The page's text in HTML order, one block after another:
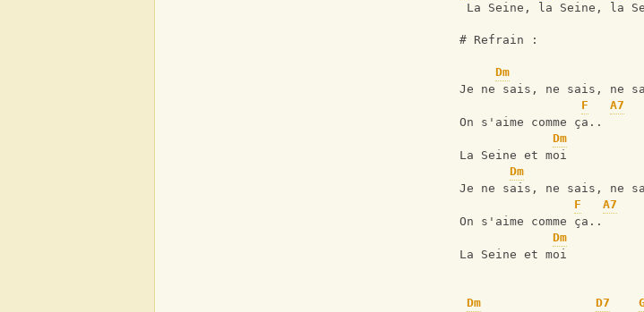
La Seine, la Seine, la
# Refrain :
Dm
Je ne sais, ne sais, ne
F
A7
On s'aime comme ça..
Dm
La Seine et moi
Dm
Je ne sais, ne sais, ne
F
A7
On s'aime comme ça..
Dm
La Seine et moi
Dm D7